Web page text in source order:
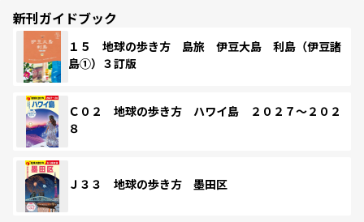
新刊ガイドブック
１５ 地球の歩き方 島旅 伊豆大島 利島（伊豆諸
島①）３訂版
Ｃ０２ 地球の歩き方 ハワイ島 ２０２７～２０２
８
Ｊ３３ 地球の歩き方 墨田区